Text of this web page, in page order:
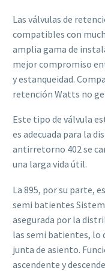
Las válvulas de
compatibles con
amplia gama de
mejor compromiso
y estanqueidad.
retención Watts no
Este tipo de válvula
es adecuada para la
antirretorno 402 se
una larga vida útil.
La 895, por su parte,
semi batientes
asegurada por la
las semi batientes, lo
junta de asiento.
ascendente y